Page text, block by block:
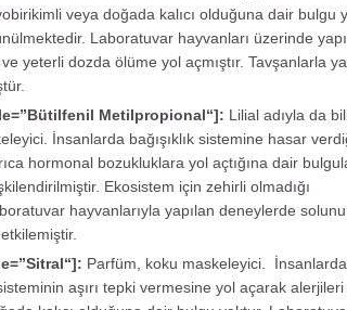
veya doğada kalıcı olduğuna dair bulgu
Laboratuvar hayvanları üzerinde
yeterli dozda ölüme yol açmıştır. Tavşanlarla
Bütilfenil Metilpropional“]: Lilial adıyla da
İnsanlarda bağışıklık sistemine hasar
hormonal bozukluklara yol açtığına dair
Ekosistem için zehirli olmadığı
hayvanlarıyla yapılan deneylerde
Sitral“]: Parfüm, koku maskeleyici. İnsanlarda
aşırı tepki vermesine yol açarak